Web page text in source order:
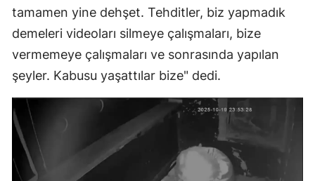
tamamen yine dehşet. Tehditler, biz yapmadık
demeleri videoları silmeye çalışmaları, bize
vermemeye çalışmaları ve sonrasında yapılan
şeyler. Kabusu yaşattılar bize" dedi.